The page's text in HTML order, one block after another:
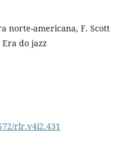
norte-americana, F. Scott
do jazz
rlr.v4i2.431